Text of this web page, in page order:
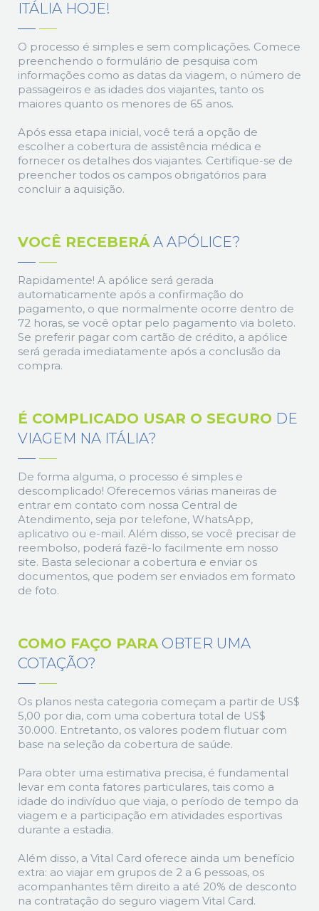
ITÁLIA HOJE!
O processo é simples e sem complicações. Comece
preenchendo o formulário de pesquisa com
informações como as datas da viagem, o número de
passageiros e as idades dos viajantes, tanto os
maiores quanto os menores de 65 anos.
Após essa etapa inicial, você terá a opção de
escolher a cobertura de assistência médica e
fornecer os detalhes dos viajantes. Certifique-se de
preencher todos os campos obrigatórios para
concluir a aquisição.
VOCÊ RECEBERÁA APÓLICE?
Rapidamente! A apólice será gerada
automaticamente após a confirmação do
pagamento, o que normalmente ocorre dentro de
72 horas, se você optar pelo pagamento via boleto.
Se preferir pagar com cartão de crédito, a apólice
será gerada imediatamente após a conclusão da
compra.
É COMPLICADO USAR O SEGURO DE
VIAGEM NA ITÁLIA?
De forma alguma, o processo é simples e
descomplicado! Oferecemos várias maneiras de
entrar em contato com nossa Central de
Atendimento, seja por telefone, WhatsApp,
aplicativo ou e-mail. Além disso, se você precisar de
reembolso, poderá fazê-lo facilmente em nosso
site. Basta selecionar a cobertura e enviar os
documentos, que podem ser enviados em formato
de foto.
COMO FAÇO PARAOBTER UMA
COTAÇÃO?
Os planos nesta categoria começam a partir de US$
5,00 por dia, com uma cobertura total de US$
30.000. Entretanto, os valores podem flutuar com
base na seleção da cobertura de saúde.
Para obter uma estimativa precisa, é fundamental
levar em conta fatores particulares, tais como a
idade do indivíduo que viaja, o período de tempo da
viagem e a participação em atividades esportivas
durante a estadia.
Além disso, a Vital Card oferece ainda um benefício
extra: ao viajar em grupos de 2 a 6 pessoas, os
acompanhantes têm direito a até 20% de desconto
na contratação do seguro viagem Vital Card.